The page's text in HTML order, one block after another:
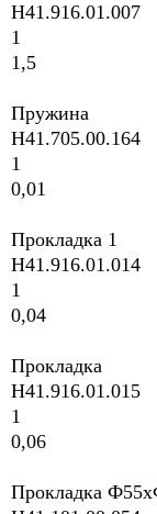
H41.916.01.007
1
1,5
Пружина
H41.705.00.164
1
0,01
Прокладка 1
H41.916.01.014
1
0,04
Прокладка
H41.916.01.015
1
0,06
Прокладка